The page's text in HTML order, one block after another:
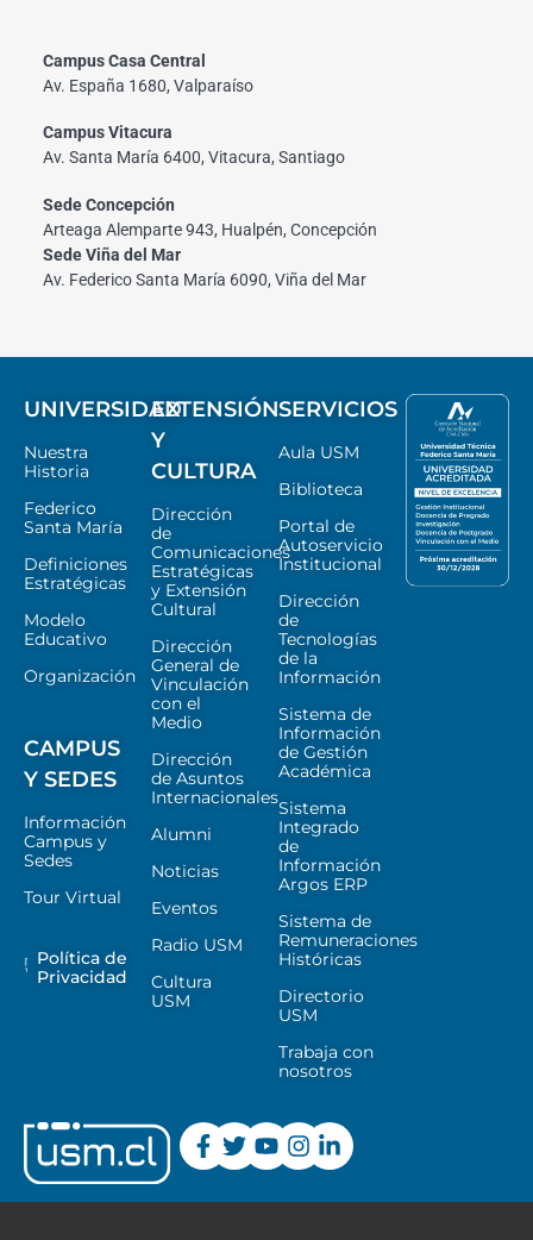
Campus Casa Central
Av. España 1680, Valparaíso
Campus Vitacura
Av. Santa María 6400, Vitacura, Santiago
Sede Concepción
Arteaga Alemparte 943, Hualpén, Concepción
Sede Viña del Mar
Av. Federico Santa María 6090, Viña del Mar
UNIVERSIDAD
Nuestra
Historia
Federico
Santa María
Definiciones
Estratégicas
Modelo
Educativo
Organización
CAMPUS
Y SEDES
Información
Campus y
Sedes
Tour Virtual
Política de
Privacidad
EXTENSIÓN
Y
CULTURA
Dirección
de
Comunicaciones
Estratégicas
y Extensión
Cultural
Dirección
General de
Vinculación
con el
Medio
Dirección
de Asuntos
Internacionales
Alumni
Noticias
Eventos
Radio USM
Cultura
USM
SERVICIOS
Aula USM
Biblioteca
Portal de
Autoservicio
Institucional
Dirección
de
Tecnologías
de la
Información
Sistema de
Información
de Gestión
Académica
Sistema
Integrado
de
Información
Argos ERP
Sistema de
Remuneraciones
Históricas
Directorio
USM
Trabaja con
nosotros